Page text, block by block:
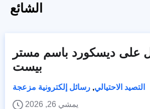
الشائع
على ديسكورد باسم مستر
بيست
التصيد الاحتيالي, رسائل إلكترونية مزعجة
يمشي 26, 2026